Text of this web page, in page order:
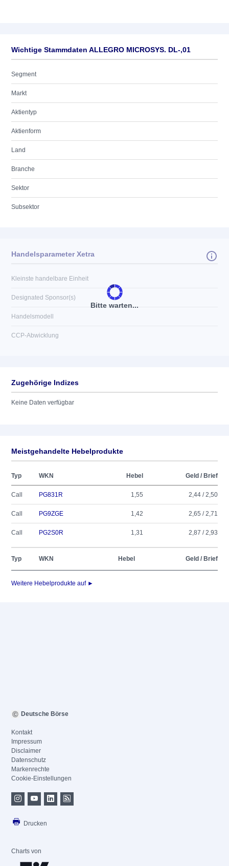
Wichtige Stammdaten ALLEGRO MICROSYS. DL-,01
Segment
Markt
Aktientyp
Aktienform
Land
Branche
Sektor
Subsektor
Bitte warten...
Handelsparameter Xetra
Kleinste handelbare Einheit
Designated Sponsor(s)
Handelsmodell
CCP-Abwicklung
Zugehörige Indizes
Keine Daten verfügbar
Meistgehandelte Hebelprodukte
Typ WKN Hebel Geld / Brief
Call PG831R 1,55 2,44 / 2,50
Call PG9ZGE 1,42 2,65 / 2,71
Call PG2S0R 1,31 2,87 / 2,93
Typ WKN Hebel Geld / Brief
Weitere Hebelprodukte auf ►
Deutsche Börse
Kontakt
Impressum
Disclaimer
Datenschutz
Markenrechte
Cookie-Einstellungen
Drucken
Charts von